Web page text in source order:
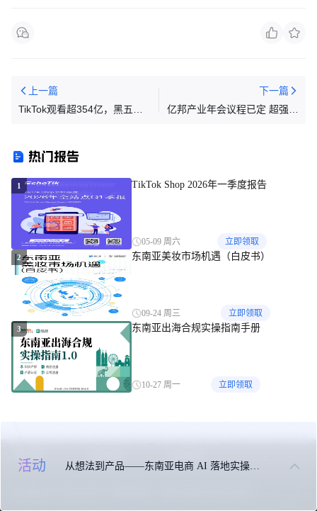
活动
上一篇
TikTok观看超354亿，黑五后
下一篇
亿邦产业年会议程已定 超强阵
热门报告
1 TikTok Shop 2026年一季度报告
05-09 周六 立即领取
2 东南亚美妆市场机遇（白皮书）
09-24 周三 立即领取
3 东南亚出海合规实操指南手册
10-27 周一 立即领取
关于我们